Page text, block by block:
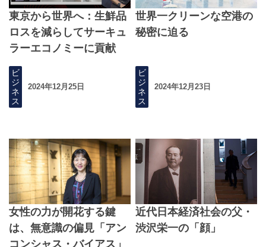
東京から世界へ：生鮮品
ロスを減らしてサーキュ
ラーエコノミーに貢献
ビ
ジ
ネ
ス
2024年12月25日
世界一クリーンな空港の
秘密に迫る
ビ
ジ
ネ
ス
2024年12月23日
女性の力が開花する鍵
は、無意識の偏見「アン
コンシャス・バイアス」
近代日本経済社会の父・
渋沢栄一の「顔」